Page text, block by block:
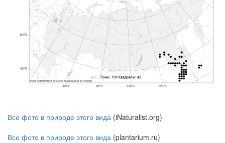
Все фото в природе этого вида (iNaturalist.org)
Все фото в природе этого вида (plantarium.ru)